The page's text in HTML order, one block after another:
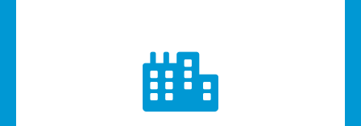
Nos solutions